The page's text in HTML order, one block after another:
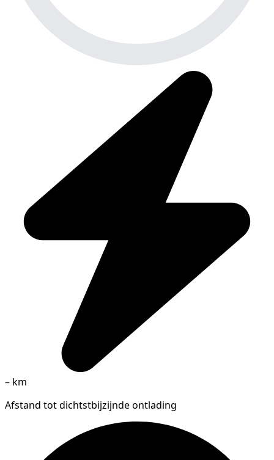
– km
Afstand tot dichtstbijzijnde ontlading